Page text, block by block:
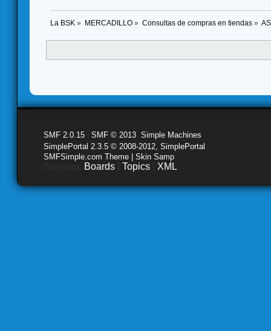
La BSK » MERCADILLO» Consultas de compras en tiendas»
SMF 2.0.15 SMF © 2013 Simple Machines
SimplePortal 2.3.5 © 2008-2012, SimplePortal
SMFSimple.com Theme | Skin Samp
Boards Topics XML